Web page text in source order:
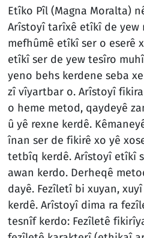
Etîko Pîl (Magna Moralta)
Arîstoyî tarîxê etîkî de yew
mefhûmê etîkî ser o eserê
etîkî ser de yew tesîro
yeno behs kerdene seba
zî vîyartbar o. Arîstoyî
o heme metod, qaydeyê
û yê rexne kerdê.
înan ser de fikirê xo yê
tetbîq kerdê. Arîstoyî etîkî
awan kerdo. Derheqê
dayê. Fezîletî bi xuyan,
kerdê. Arîstoyî dima ra
tesnîf kerdo: Fezîletê